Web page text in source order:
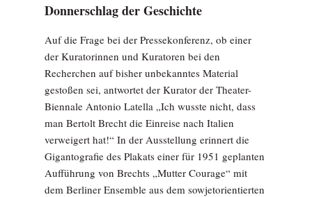
Donnerschlag der Geschichte
Auf die Frage bei der Pressekonferenz, ob einer
der Kuratorinnen und Kuratoren bei den
Recherchen auf bisher unbekanntes Material
gestoßen sei, antwortet der Kurator der Theater-
Biennale Antonio Latella „Ich wusste nicht, dass
man Bertolt Brecht die Einreise nach Italien
verweigert hat!“ In der Ausstellung erinnert die
Gigantografie des Plakats einer für 1951 geplanten
Aufführung von Brechts „Mutter Courage“ mit
dem Berliner Ensemble aus dem sowjetorientierten